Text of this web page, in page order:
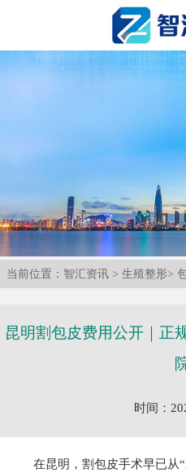
当前位置： 智汇资讯 > 生殖整形>
昆明割包皮费用公开｜正
时间：
在昆明，割包皮手术早已从